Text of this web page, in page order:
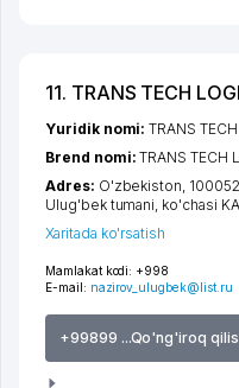
11. TRANS TECH
Mamlakat kodi: +998
E-mail: nazirov_ulugbek@list.ru
+99899 ...Qo'ng'iroq
Yuridik nomi:TRANS
Brend nomi:TRANS TECH
Adres: O'zbekiston,
Ulug'bek tumani, ko'chasi
Xaritada ko'rsatish